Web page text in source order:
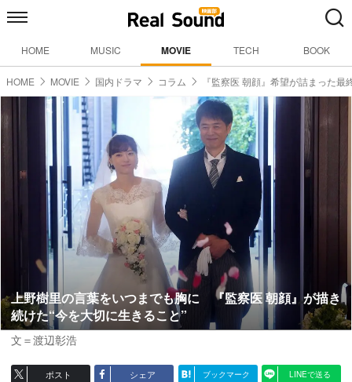
HOME MUSIC MOVIE TECH BOOK
HOME MOVIE 国内ドラマ コラム 『監察医 朝顔』希望が詰まった最
上野樹里の言葉をいつまでも胸に 『監察医 朝顔』が描き
続けた“今を大切に生きること”
文＝渡辺彰浩
ポスト シェア ブックマーク LINEで送る